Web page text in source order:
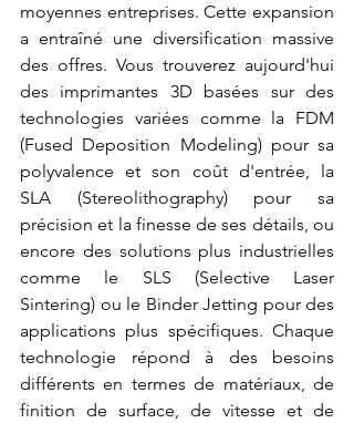
moyennes entreprises. Cette expansion
a entraîné une diversification massive
des offres. Vous trouverez aujourd'hui
des imprimantes 3D basées sur des
technologies variées comme la FDM
(Fused Deposition Modeling) pour sa
polyvalence et son coût d'entrée, la
SLA (Stereolithography) pour sa
précision et la finesse de ses détails, ou
encore des solutions plus industrielles
comme le SLS (Selective Laser
Sintering) ou le Binder Jetting pour des
applications plus spécifiques. Chaque
technologie répond à des besoins
différents en termes de matériaux, de
finition de surface, de vitesse et de